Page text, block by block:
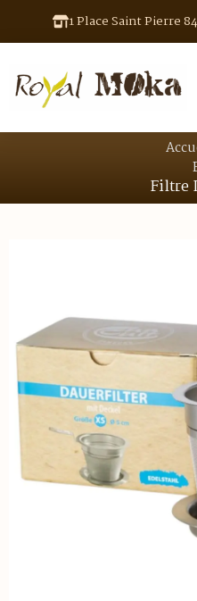
1 Place Saint Pierre
Filtre